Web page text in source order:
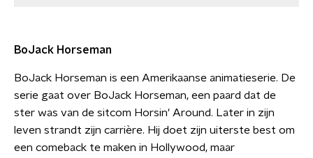
BoJack Horseman
BoJack Horseman is een Amerikaanse animatieserie. De
serie gaat over BoJack Horseman, een paard dat de
ster was van de sitcom Horsin' Around. Later in zijn
leven strandt zijn carrière. Hij doet zijn uiterste best om
een comeback te maken in Hollywood, maar